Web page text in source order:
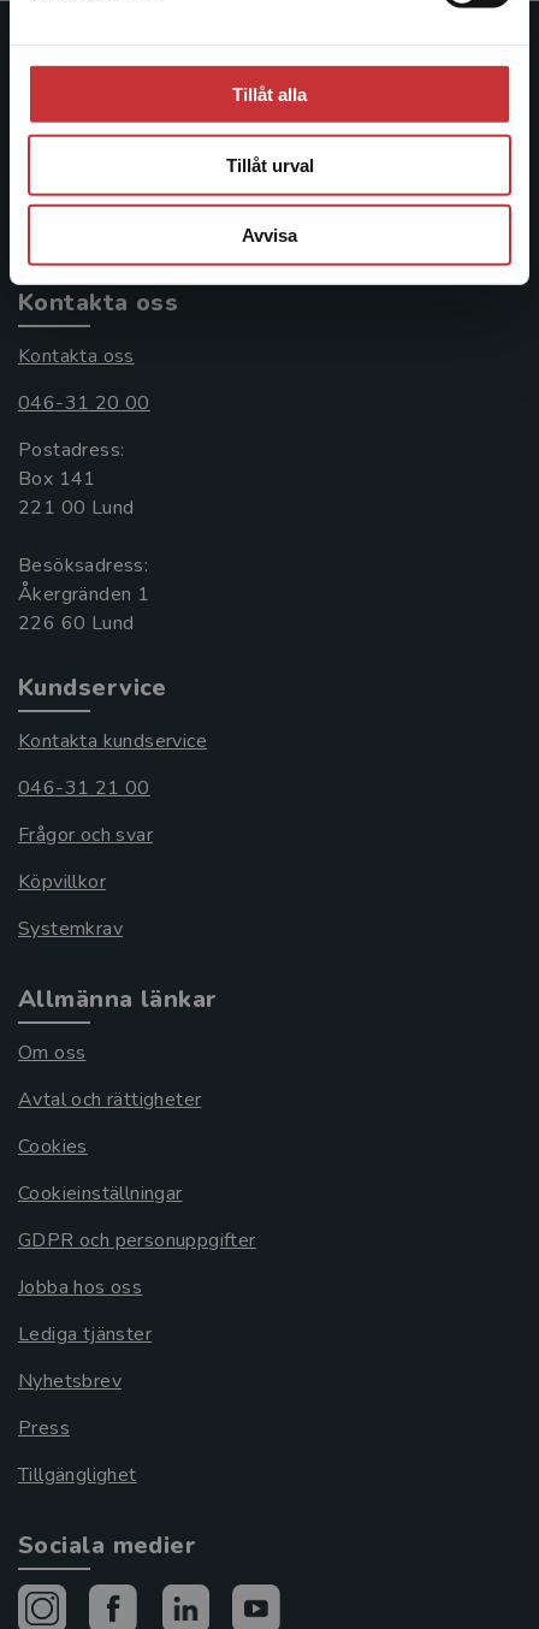
Tillåt alla
Tillåt urval
Avvisa
Studentlitteratur
Studentlitteratur grundades 1963 och är idag Sveriges
ledande utbildningsförlag. Med läromedel, kurslitteratur,
facklitteratur, utbildningar och digitala
informationstjänster i utbudet, finns Studentlitteratur med
Kontakta oss
Kontakta oss
046-31 20 00
Postadress:
Box 141
221 00 Lund
Besöksadress:
Åkergränden 1
Kundservice
Kontakta kundservice
046-31 21 00
Frågor och svar
Köpvillkor
Systemkrav
Allmänna länkar
Om oss
Avtal och rättigheter
Cookies
Cookieinställningar
GDPR och personuppgifter
Jobba hos oss
Lediga tjänster
Nyhetsbrev
Press
Tillgänglighet
Sociala medier